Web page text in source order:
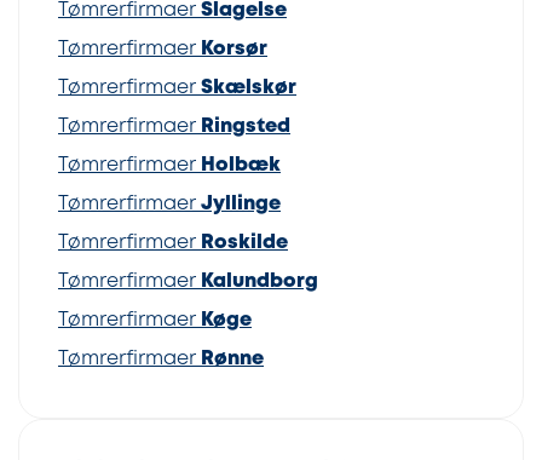
Tømrerfirmaer Slagelse
Tømrerfirmaer Korsør
Tømrerfirmaer Skælskør
Tømrerfirmaer Ringsted
Tømrerfirmaer Holbæk
Tømrerfirmaer Jyllinge
Tømrerfirmaer Roskilde
Tømrerfirmaer Kalundborg
Tømrerfirmaer Køge
Tømrerfirmaer Rønne